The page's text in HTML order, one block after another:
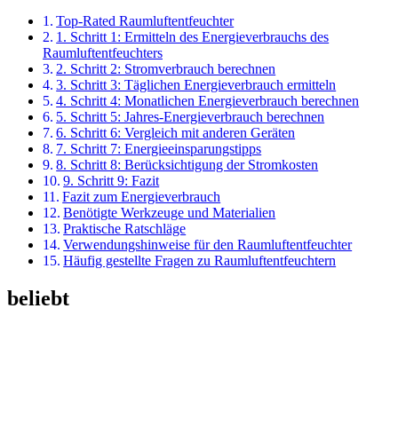
Top-Rated Raumluftentfeuchter
1. Schritt 1: Ermitteln des Energieverbrauchs des
Raumluftentfeuchters
2. Schritt 2: Stromverbrauch berechnen
3. Schritt 3: Täglichen Energieverbrauch ermitteln
4. Schritt 4: Monatlichen Energieverbrauch berechnen
5. Schritt 5: Jahres-Energieverbrauch berechnen
6. Schritt 6: Vergleich mit anderen Geräten
7. Schritt 7: Energieeinsparungstipps
8. Schritt 8: Berücksichtigung der Stromkosten
9. Schritt 9: Fazit
Fazit zum Energieverbrauch
Benötigte Werkzeuge und Materialien
Praktische Ratschläge
Verwendungshinweise für den Raumluftentfeuchter
Häufig gestellte Fragen zu Raumluftentfeuchtern
beliebt